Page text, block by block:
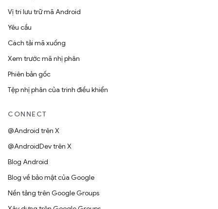
Vị trí lưu trữ mã Android
Yêu cầu
Cách tải mã xuống
Xem trước mã nhị phân
Phiên bản gốc
Tệp nhị phân của trình điều khiển
CONNECT
@Android trên X
@AndroidDev trên X
Blog Android
Blog về bảo mật của Google
Nền tảng trên Google Groups